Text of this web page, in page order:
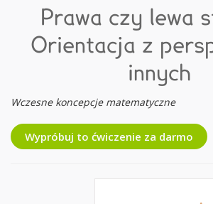
Prawa czy lewa
Orientacja z
innych
Wczesne koncepcje matematyczne
Wypróbuj to ćwiczenie za darmo